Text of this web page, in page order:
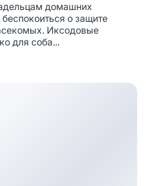
домашних
о защите
Иксодовые
для соба...